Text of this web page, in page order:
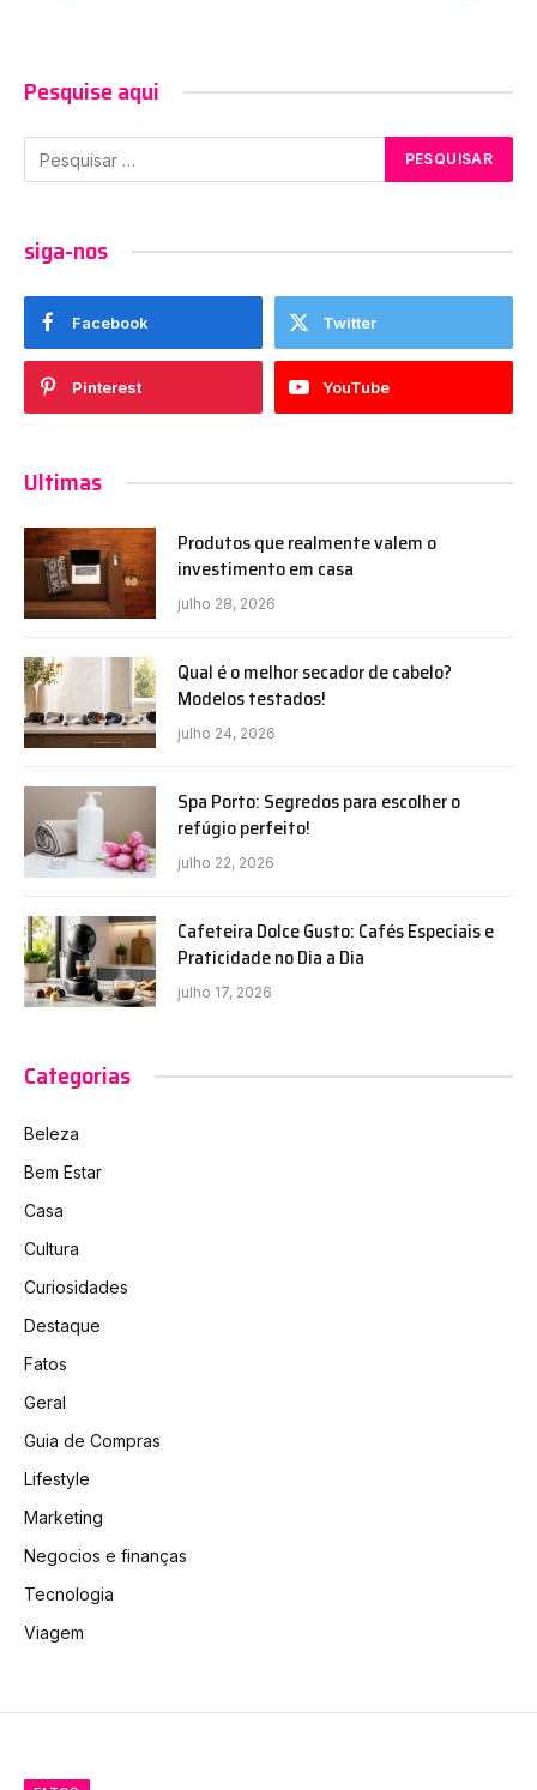
Pesquise aqui
siga-nos
Facebook Twitter
Pinterest YouTube
Ultimas
Produtos que realmente valem o
investimento em casa
julho 28, 2026
Qual é o melhor secador de cabelo?
Modelos testados!
julho 24, 2026
Spa Porto: Segredos para escolher o
refúgio perfeito!
julho 22, 2026
Cafeteira Dolce Gusto: Cafés Especiais e
Praticidade no Dia a Dia
julho 17, 2026
Categorias
Beleza
Bem Estar
Casa
Cultura
Curiosidades
Destaque
Fatos
Geral
Guia de Compras
Lifestyle
Marketing
Negocios e finanças
Tecnologia
Viagem